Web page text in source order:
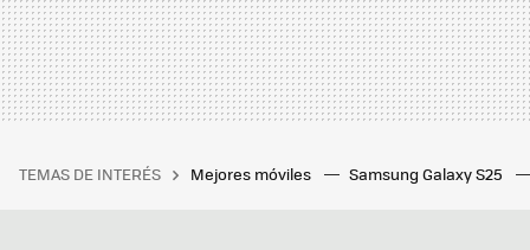
TEMAS DE INTERÉS Mejores móviles Samsung Galaxy S25